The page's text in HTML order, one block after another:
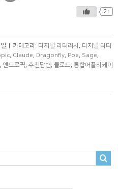
2+
| 카테고리: 디지털 리터러시 , 디지털 리터
, Claude, Dragonfly, Poe, Sage,
, 앤드로픽, 추천답변, 클로드, 통합어플리케이